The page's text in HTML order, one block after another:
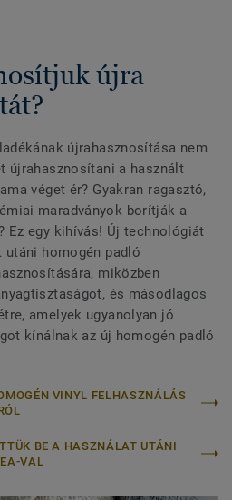
újra
újrahasznosítása nem
újrahasznosítani a használt
véget ér? Gyakran ragasztó,
maradványok borítják a
Ez egy kihívás! Új technológiát
homogén padló
miközben
és másodlagos
amelyek ugyanolyan jó
kínálnak az új homogén padló
VINYL FELHASZNÁLÁS
BE A HASZNÁLAT UTÁNI
VAL